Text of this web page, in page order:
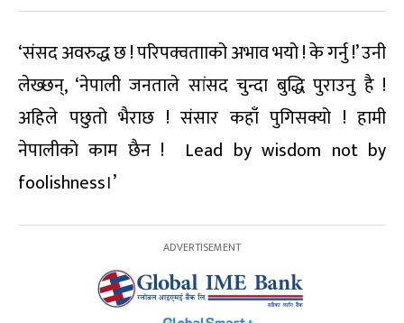
‘संसद अवरुद्ध छ ! परिपक्वतााको अभाव भयो ! के गर्नु !’ उनी
लेख्छन्, ‘नेपाली जनताले सांसद चुन्दा बुद्धि पुराउनु है !
अहिले पछुतो भैराछ ! संसार कहाँ पुगिसक्यो ! हामी
नेपालीको काम छैन ! Lead by wisdom not by
foolishness।’